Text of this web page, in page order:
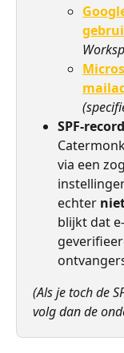
SPF-
via een
echter
blijkt dat
(Als je toch de
volg dan de